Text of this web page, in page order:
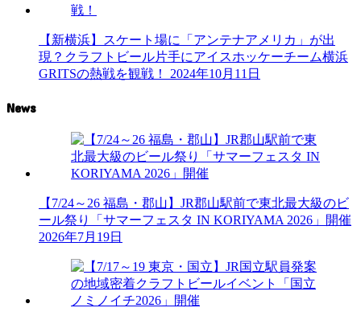
【新横浜】スケート場に「アンテナアメリカ」が出
現？クラフトビール片手にアイスホッケーチーム横浜
GRITSの熱戦を観戦！
2024年10月11日
News
【7/24～26 福島・郡山】JR郡山駅前で東北最大級のビ
ール祭り「サマーフェスタ IN KORIYAMA 2026」開催
2026年7月19日